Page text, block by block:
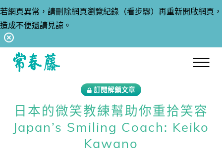
若網頁異常，請刪除網頁瀏覽紀錄（看步驟）再重新開啟網頁，
造成不便還請見諒。
訂閱解鎖文章
日本的微笑教練幫助你重拾笑容
Japan’s Smiling Coach: Keiko
Kawano